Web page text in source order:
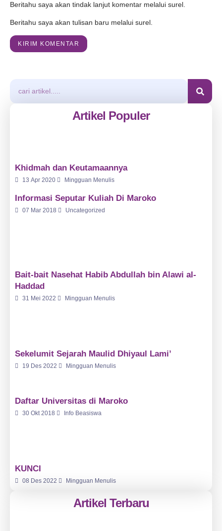
Beritahu saya akan tindak lanjut komentar melalui surel.
Beritahu saya akan tulisan baru melalui surel.
Artikel Populer
Khidmah dan Keutamaannya
13 Apr 2020 Mingguan Menulis
Informasi Seputar Kuliah Di Maroko
07 Mar 2018 Uncategorized
Bait-bait Nasehat Habib Abdullah bin Alawi al-
Haddad
31 Mei 2022 Mingguan Menulis
Sekelumit Sejarah Maulid Dhiyaul Lami’
19 Des 2022 Mingguan Menulis
Daftar Universitas di Maroko
30 Okt 2018 Info Beasiswa
KUNCI
08 Des 2022 Mingguan Menulis
Artikel Terbaru